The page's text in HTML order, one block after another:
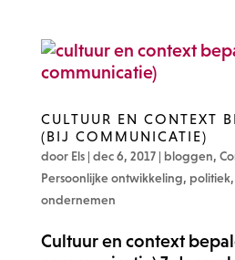
CULTUUR EN CONTEXT
(BIJ COMMUNICATIE)
door Els| dec 6, 2017| bloggen,
Persoonlijke ontwikkeling, politiek,
ondernemen
Cultuur en context